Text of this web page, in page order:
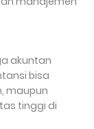
akuntan
bisa
maupun
tinggi di